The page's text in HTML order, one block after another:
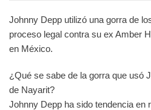
Johnny Depp utilizó una gorra de
proceso legal contra su ex Amber
en México.
¿Qué se sabe de la gorra que usó
de Nayarit?
Johnny Depp ha sido tendencia en